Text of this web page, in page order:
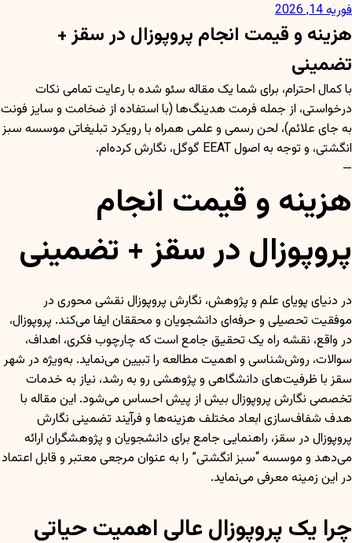
فوریه 14, 2026
هزینه و قیمت انجام پروپوزال در سقز +
تضمینی
با کمال احترام، برای شما یک مقاله سئو شده با رعایت تمامی نکات
درخواستی، از جمله فرمت هدینگ‌ها (با استفاده از ضخامت و سایز فونت
به جای علائم)، لحن رسمی و علمی همراه با رویکرد تبلیغاتی موسسه سبز
انگشتی، و توجه به اصول EEAT گوگل، نگارش کرده‌ام.
—
هزینه و قیمت انجام
پروپوزال در سقز + تضمینی
در دنیای پویای علم و پژوهش، نگارش پروپوزال نقشی محوری در
موفقیت تحصیلی و حرفه‌ای دانشجویان و محققان ایفا می‌کند. پروپوزال،
در واقع، نقشه راه یک تحقیق جامع است که چارچوب فکری، اهداف،
سوالات، روش‌شناسی و اهمیت مطالعه را تبیین می‌نماید. به‌ویژه در شهر
سقز با ظرفیت‌های دانشگاهی و پژوهشی رو به رشد، نیاز به خدمات
تخصصی نگارش پروپوزال بیش از پیش احساس می‌شود. این مقاله با
هدف شفاف‌سازی ابعاد مختلف هزینه‌ها و فرآیند تضمینی نگارش
پروپوزال در سقز، راهنمایی جامع برای دانشجویان و پژوهشگران ارائه
می‌دهد و موسسه “سبز انگشتی” را به عنوان مرجعی معتبر و قابل اعتماد
در این زمینه معرفی می‌نماید.
چرا یک پروپوزال عالی اهمیت حیاتی